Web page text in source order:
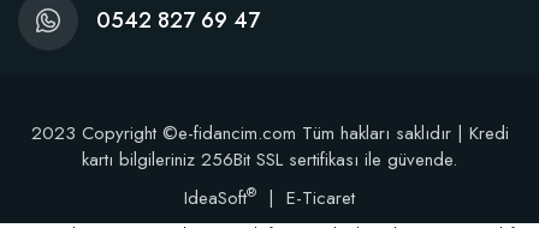
0542 827 69 47
2023 Copyright ©e-fidancim.com Tüm hakları saklıdır | Kredi
kartı bilgileriniz 256Bit SSL sertifikası ile güvende.
IdeaSoft® | E-Ticaret